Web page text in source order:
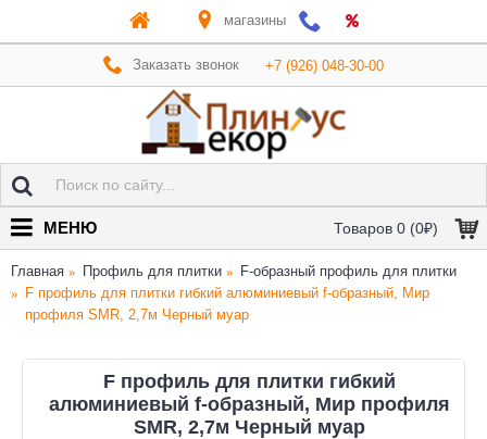
магазины
Заказать звонок +7 (926) 048-30-00
Товаров 0 (0₽)
МЕНЮ
Главная Профиль для плитки
F-образный профиль для плитки
F профиль для плитки гибкий алюминиевый f-образный, Мир
профиля SMR, 2,7м Черный муар
F профиль для плитки гибкий
алюминиевый f-образный, Мир профиля
SMR, 2,7м Черный муар